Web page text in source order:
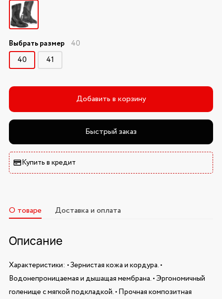
Выбрать размер 40
40 41
Добавить в корзину
Быстрый заказ
Купить в кредит
О товаре Доставка и оплата
Описание
Характеристики: • Зернистая кожа и кордура. •
Водонепроницаемая и дышащая мембрана. • Эргономичный
голенище с мягкой подкладкой. • Прочная композитная